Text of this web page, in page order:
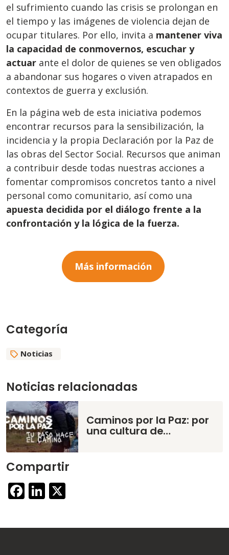
el sufrimiento cuando las crisis se prolongan en
el tiempo y las imágenes de violencia dejan de
ocupar titulares. Por ello, invita a mantener viva
la capacidad de conmovernos, escuchar y
actuar ante el dolor de quienes se ven obligados
a abandonar sus hogares o viven atrapados en
contextos de guerra y exclusión.
En la página web de esta iniciativa podemos
encontrar recursos para la sensibilización, la
incidencia y la propia Declaración por la Paz de
las obras del Sector Social. Recursos que animan
a contribuir desde todas nuestras acciones a
fomentar compromisos concretos tanto a nivel
personal como comunitario, así como una
apuesta decidida por el diálogo frente a la
confrontación y la lógica de la fuerza.
Más información
Categoría
Noticias
Noticias relacionadas
Caminos por la Paz: por
una cultura de…
Compartir
Facebook
LinkedIn